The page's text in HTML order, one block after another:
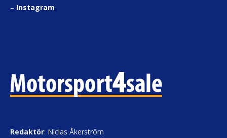
– Instagram
Redaktör: Niclas Åkerström